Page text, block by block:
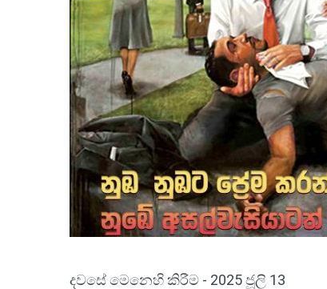
දවසේ මෙනෙහි කිරීම - 2025 ජූලි 13